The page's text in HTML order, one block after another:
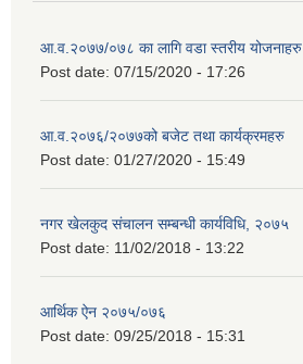
आ.व.२०७७/०७८ का लागि वडा स्तरीय योजनाहरु
Post date: 07/15/2020 - 17:26
आ.व.२०७६/२०७७को बजेट तथा कार्यक्रमहरु
Post date: 01/27/2020 - 15:49
नगर खेलकुद संचालन सम्बन्धी कार्यविधि, २०७५
Post date: 11/02/2018 - 13:22
आर्थिक ऐन २०७५/०७६
Post date: 09/25/2018 - 15:31